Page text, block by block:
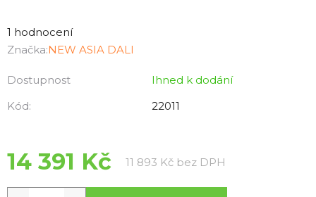
hodnocení
produktu
5,0
z
1 hodnocení
Značka:NEW ASIA DALI
Dostupnost
Ihned k dodání
Kód:
22011
14 391 Kč 11 893 Kč bez DPH